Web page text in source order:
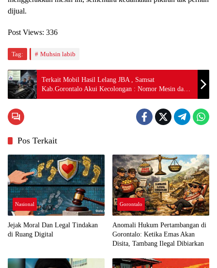
dijual.
Post Views: 336
Tag: Muhsin labib
Terkait Mobil Hasil Lelang JBA , Samsat
Kab.Gorontalo Akui Kecolongan : Nomor Mesin dan
Nomor Rangkanya Dipalsukan
Pos Terkait
Nasional
Jejak Moral Dan Legal Tindakan
di Ruang Digital
Gorontalo
Anomali Hukum Pertambangan di
Gorontalo: Ketika Emas Akan
Disita, Tambang Ilegal Dibiarkan